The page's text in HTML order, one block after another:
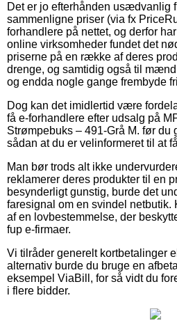
Det er jo efterhånden usædvanlig
sammenligne priser (via fx
forhandlere på nettet, og derfor
online virksomheder fundet det
priserne på en række af deres
drenge, og samtidig også til
og endda nogle gange frembyde
Dog kan det imidlertid være
få e-forhandlere efter udsalg på
Strømpebuks – 491-Grå M. før du
sådan at du er velinformeret til at
Man bør trods alt ikke
reklamerer deres produkter til en
besynderligt gunstig, burde det
faresignal om en svindel netbutik.
af en lovbestemmelse, der
fup e-firmaer.
Vi tilråder generelt kortbetalinger
alternativ burde du bruge en
eksempel ViaBill, for så vidt du
i flere bidder.